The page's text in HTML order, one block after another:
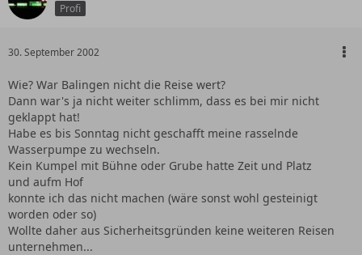
Profi
30. September 2002
Wie? War Balingen nicht die Reise wert?
Dann war's ja nicht weiter schlimm, dass es bei mir nicht
geklappt hat!
Habe es bis Sonntag nicht geschafft meine rasselnde
Wasserpumpe zu wechseln.
Kein Kumpel mit Bühne oder Grube hatte Zeit und Platz
und aufm Hof
konnte ich das nicht machen (wäre sonst wohl gesteinigt
worden oder so)
Wollte daher aus Sicherheitsgründen keine weiteren Reisen
unternehmen...